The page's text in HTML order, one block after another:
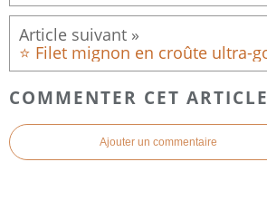
COMMENTER CET ARTICLE
Ajouter un commentaire